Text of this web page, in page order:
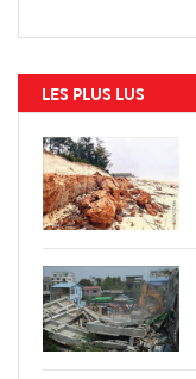
LES PLUS LUS